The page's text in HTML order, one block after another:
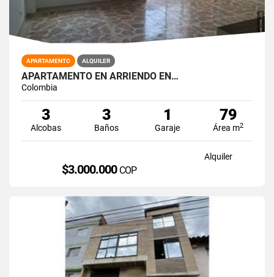
APARTAMENTO ALQUILER
APARTAMENTO EN ARRIENDO EN…
Colombia
3
Alcobas
3
Baños
1
Garaje
79
Área m2
Alquiler
$3.000.000 COP